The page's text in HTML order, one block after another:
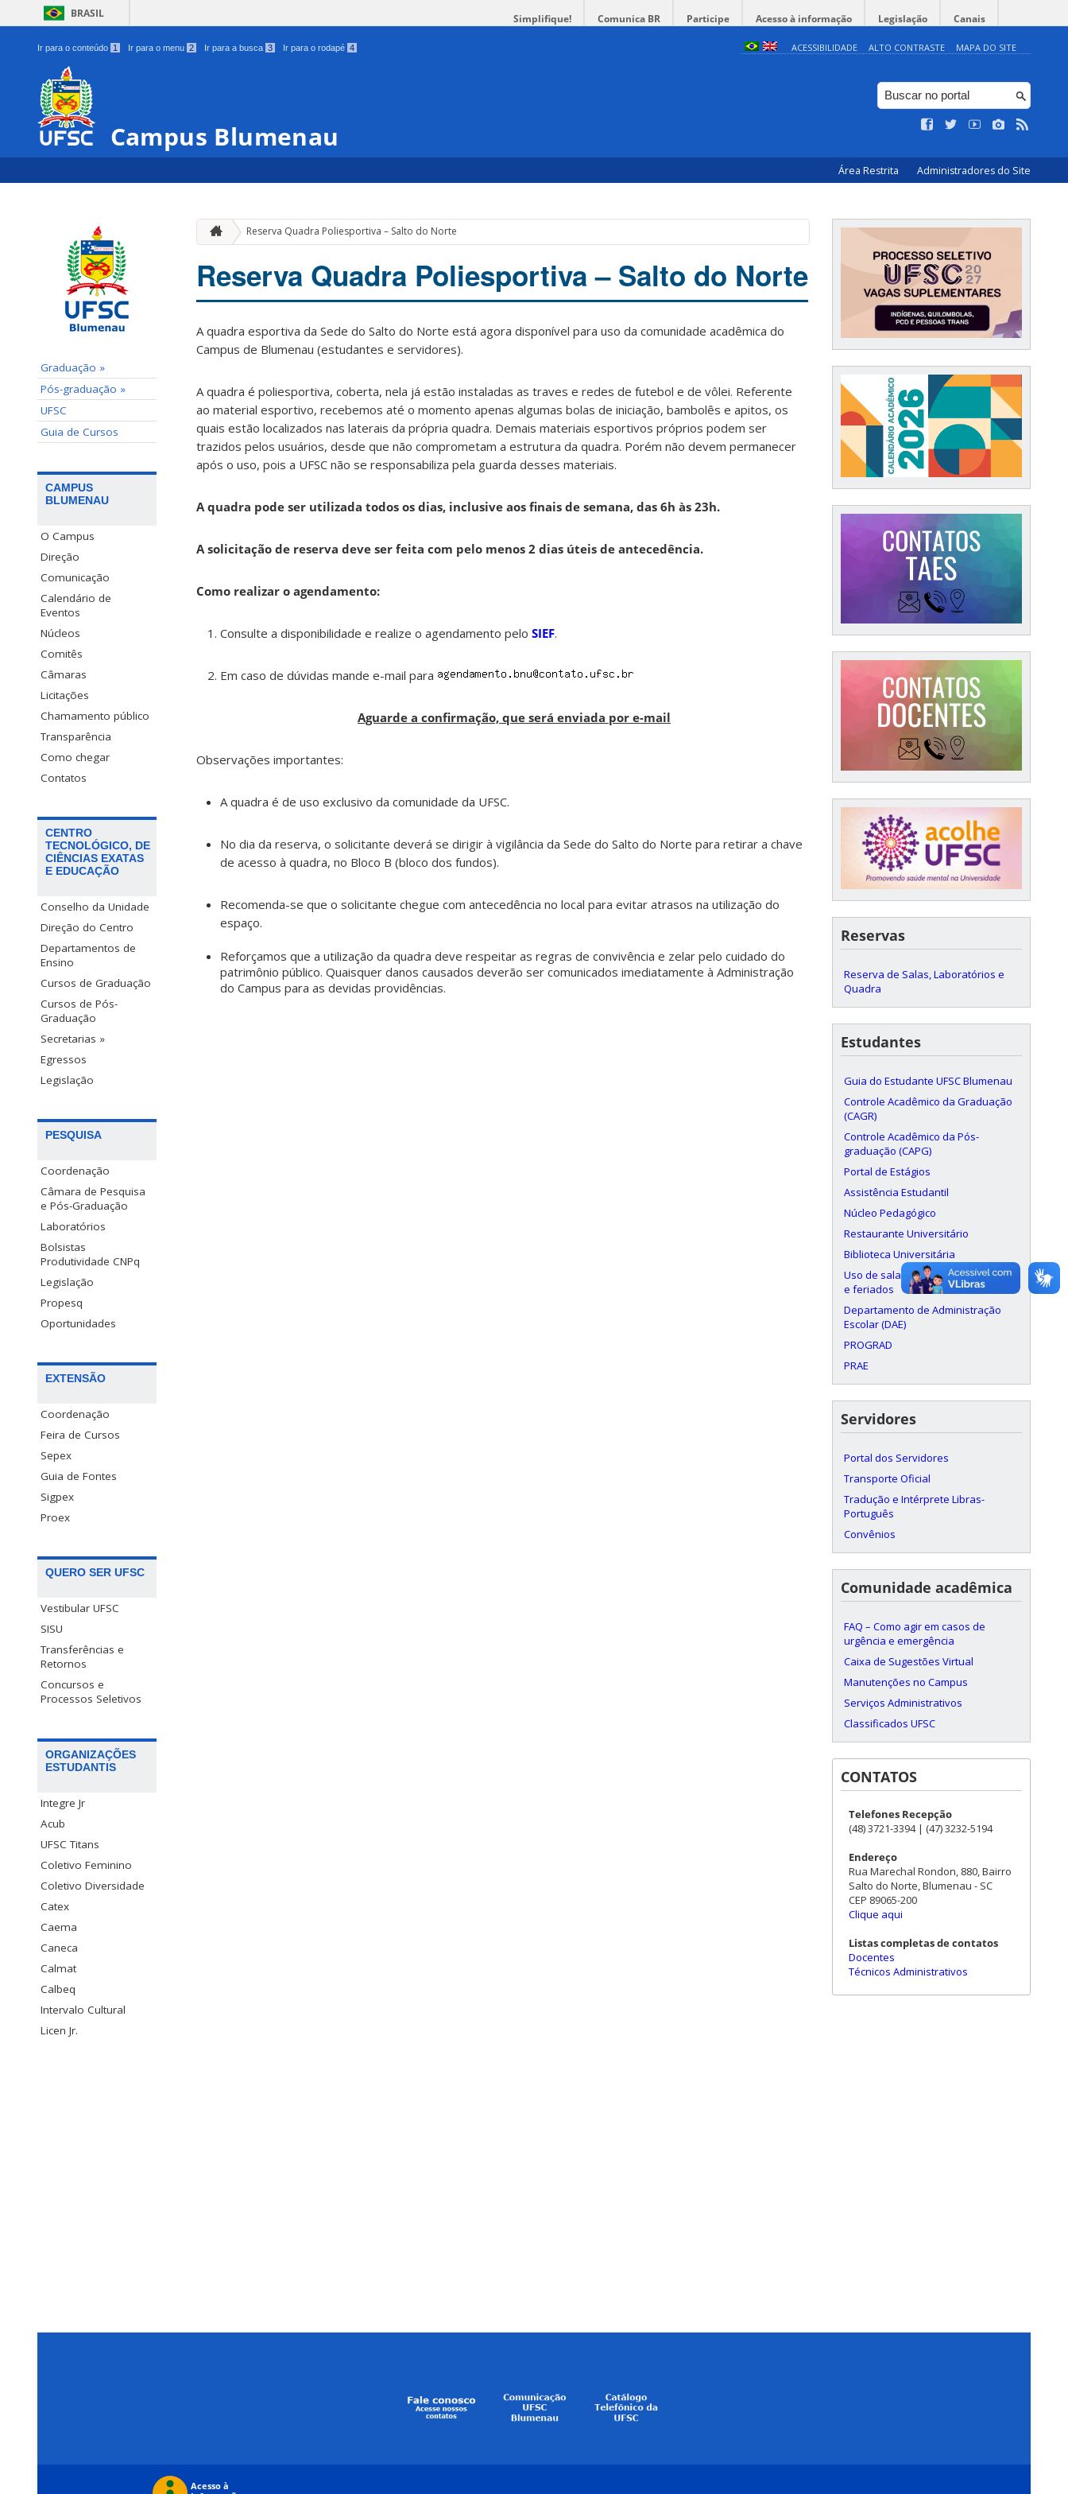
BRASIL Simplifique! Comunica BR Participe Acesso à informação Legislação Canais
Ir para o conteúdo 1 Ir para o menu 2 Ir para a busca 3 Ir para o rodapé 4 ACESSIBILIDADE ALTO CONTRASTE MAPA DO SITE
Campus Blumenau
Área Restrita Administradores do Site
Graduação »
Pós-graduação »
UFSC
Guia de Cursos
CAMPUS
BLUMENAU
O Campus
Direção
Comunicação
Calendário de
Eventos
Núcleos
Comitês
Câmaras
Licitações
Chamamento público
Transparência
Como chegar
Contatos
CENTRO
TECNOLÓGICO, DE
CIÊNCIAS EXATAS
E EDUCAÇÃO
Conselho da Unidade
Direção do Centro
Departamentos de
Ensino
Cursos de Graduação
Cursos de Pós-
Graduação
Secretarias »
Egressos
Legislação
PESQUISA
Coordenação
Câmara de Pesquisa
e Pós-Graduação
Laboratórios
Bolsistas
Produtividade CNPq
Legislação
Propesq
Oportunidades
EXTENSÃO
Coordenação
Feira de Cursos
Sepex
Guia de Fontes
Sigpex
Proex
QUERO SER UFSC
Vestibular UFSC
SISU
Transferências e
Retornos
Concursos e
Processos Seletivos
ORGANIZAÇÕES
ESTUDANTIS
Integre Jr
Acub
UFSC Titans
Coletivo Feminino
Coletivo Diversidade
Catex
Caema
Caneca
Calmat
Calbeq
Intervalo Cultural
Licen Jr.
Reserva Quadra Poliesportiva – Salto do Norte
Reserva Quadra Poliesportiva – Salto do Norte
A quadra esportiva da Sede do Salto do Norte está agora disponível para uso da comunidade acadêmica do
Campus de Blumenau (estudantes e servidores).
A quadra é poliesportiva, coberta, nela já estão instaladas as traves e redes de futebol e de vôlei. Referente
ao material esportivo, recebemos até o momento apenas algumas bolas de iniciação, bambolês e apitos, os
quais estão localizados nas laterais da própria quadra. Demais materiais esportivos próprios podem ser
trazidos pelos usuários, desde que não comprometam a estrutura da quadra. Porém não devem permanecer
após o uso, pois a UFSC não se responsabiliza pela guarda desses materiais.
A quadra pode ser utilizada todos os dias, inclusive aos finais de semana, das 6h às 23h.
A solicitação de reserva deve ser feita com pelo menos 2 dias úteis de antecedência.
Como realizar o agendamento:
Consulte a disponibilidade e realize o agendamento pelo SIEF.
Em caso de dúvidas mande e-mail para
Aguarde a confirmação, que será enviada por e-mail
Observações importantes:
A quadra é de uso exclusivo da comunidade da UFSC.
No dia da reserva, o solicitante deverá se dirigir à vigilância da Sede do Salto do Norte para retirar a chave
de acesso à quadra, no Bloco B (bloco dos fundos).
Recomenda-se que o solicitante chegue com antecedência no local para evitar atrasos na utilização do
espaço.
Reforçamos que a utilização da quadra deve respeitar as regras de convivência e zelar pelo cuidado do
patrimônio público. Quaisquer danos causados deverão ser comunicados imediatamente à Administração
do Campus para as devidas providências.
Reservas
Reserva de Salas, Laboratórios e
Quadra
Estudantes
Guia do Estudante UFSC Blumenau
Controle Acadêmico da Graduação
(CAGR)
Controle Acadêmico da Pós-
graduação (CAPG)
Portal de Estágios
Assistência Estudantil
Núcleo Pedagógico
Restaurante Universitário
Biblioteca Universitária
Uso de salas aos finais de semana
e feriados
Departamento de Administração
Escolar (DAE)
PROGRAD
PRAE
Servidores
Portal dos Servidores
Transporte Oficial
Tradução e Intérprete Libras-
Português
Convênios
Comunidade acadêmica
FAQ – Como agir em casos de
urgência e emergência
Caixa de Sugestões Virtual
Manutenções no Campus
Serviços Administrativos
Classificados UFSC
CONTATOS
Telefones Recepção
(48) 3721-3394 | (47) 3232-5194
Endereço
Rua Marechal Rondon, 880, Bairro
Salto do Norte, Blumenau - SC
CEP 89065-200
Clique aqui
Listas completas de contatos
Docentes
Técnicos Administrativos